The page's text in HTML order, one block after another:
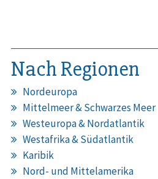
Nach Regionen
Nordeuropa
Mittelmeer & Schwarzes Meer
Westeuropa & Nordatlantik
Westafrika & Südatlantik
Karibik
Nord- und Mittelamerika